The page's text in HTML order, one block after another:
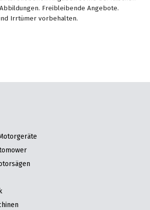
Freibleibende Angebote.
Irrtümer vorbehalten.